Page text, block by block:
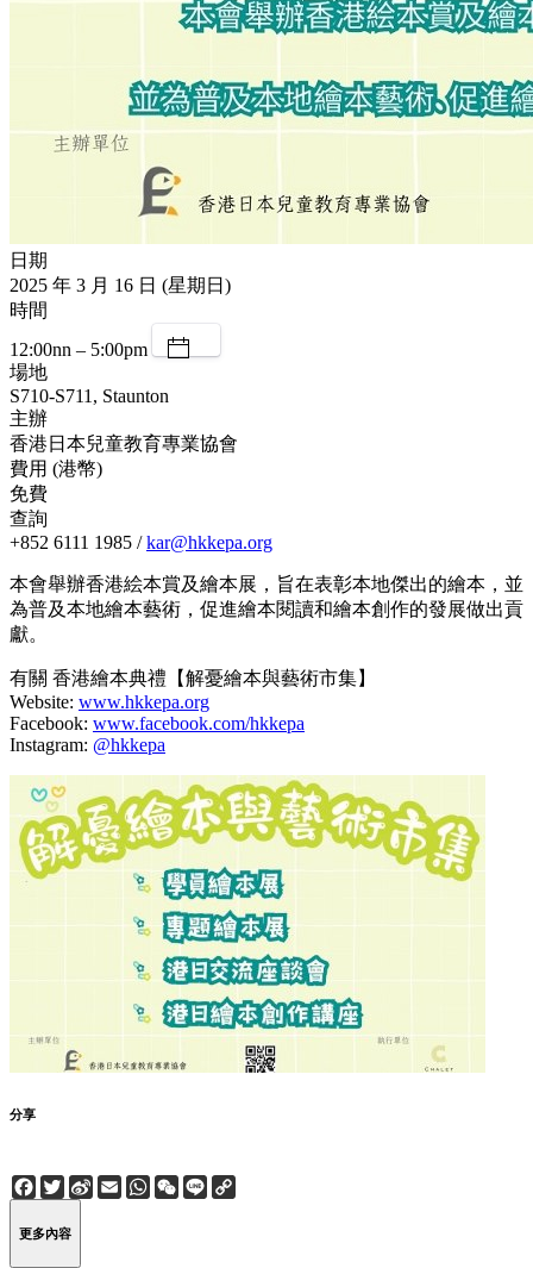
日期
2025 年 3 月 16 日 (星期日)
時間
12:00nn – 5:00pm
場地
S710-S711, Staunton
主辦
香港日本兒童教育專業協會
費用 (港幣)
免費
查詢
+852 6111 1985 /kar@hkkepa.org
本會舉辦香港絵本賞及繪本展，旨在表彰本地傑出的繪本，並
為普及本地繪本藝術，促進繪本閱讀和繪本創作的發展做出貢
獻。
有關 香港繪本典禮【解憂繪本與藝術市集】
Website: www.hkkepa.org
Facebook: www.facebook.com/hkkepa
Instagram: @hkkepa
分享
Facebook
Twitter
Sina
Weibo
EmailWhatsApp
WeChat
Line
更多內容